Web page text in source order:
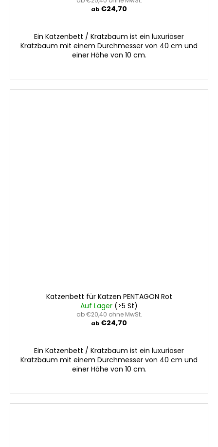
ab €24,70
Ein Katzenbett / Kratzbaum ist ein luxuriöser
Kratzbaum mit einem Durchmesser von 40 cm und
einer Höhe von 10 cm.
Katzenbett für Katzen PENTAGON Rot
Auf Lager (>5 St)
ab €20,40 ohne MwSt.
ab €24,70
Ein Katzenbett / Kratzbaum ist ein luxuriöser
Kratzbaum mit einem Durchmesser von 40 cm und
einer Höhe von 10 cm.